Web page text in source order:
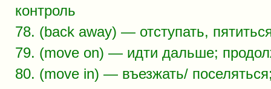
контроль
78. (back away) — отступать,
79. (move on) — идти дальше;
80. (move in) — въезжать/